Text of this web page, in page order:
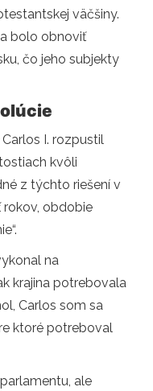
väčšiny.
bolo obnoviť
čo jeho subjekty
I. rozpustil
kvôli
z týchto riešení v
rokov, obdobie
na
krajina potrebovala
Carlos som sa
ktoré potreboval
ale